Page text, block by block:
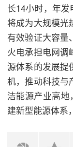
长14小时，年
将成为大规模光
有效验证大容量
火电承担电网调
源体系的发展提
机，推动科技与
洁能源产业高地
建新型能源体系